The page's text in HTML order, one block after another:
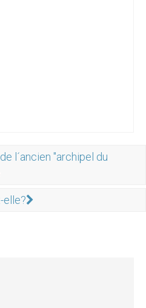
l´ancien "archipel du
elle?